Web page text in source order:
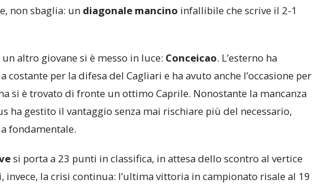
non sbaglia: un diagonale mancino infallibile che scrive il 2-1
altro giovane si è messo in luce: Conceicao. L’esterno ha
costante per la difesa del Cagliari e ha avuto anche l’occasione per
si è trovato di fronte un ottimo Caprile. Nonostante la mancanza
ha gestito il vantaggio senza mai rischiare più del necessario,
fondamentale.
si porta a 23 punti in classifica, in attesa dello scontro al vertice
invece, la crisi continua: l’ultima vittoria in campionato risale al 19